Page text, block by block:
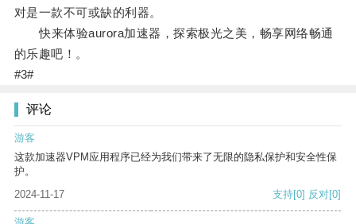
对是一款不可或缺的利器。
快来体验aurora加速器，探索极光之美，畅享网络畅通
的乐趣吧！。
#3#
评论
游客
这款加速器VPM应用程序已经为我们带来了无限的隐私保护和安全性保
护。
2024-11-17
支持[0] 反对[0]